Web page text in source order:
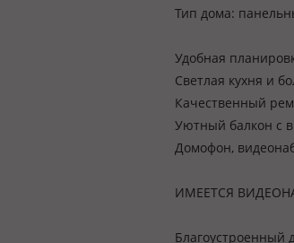
Тип дома:
Удобная
Светлая кухня и
Качественный
Уютный балкон с
Домофон,
ИМЕЕТСЯ
Благоустроенный